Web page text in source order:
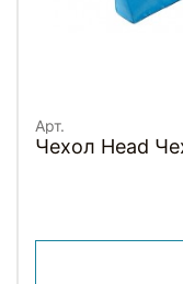
Арт.
Чехол Head